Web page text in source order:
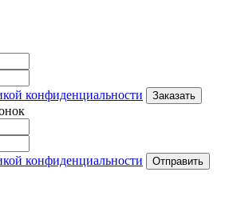
конфиденциальности
конфиденциальности